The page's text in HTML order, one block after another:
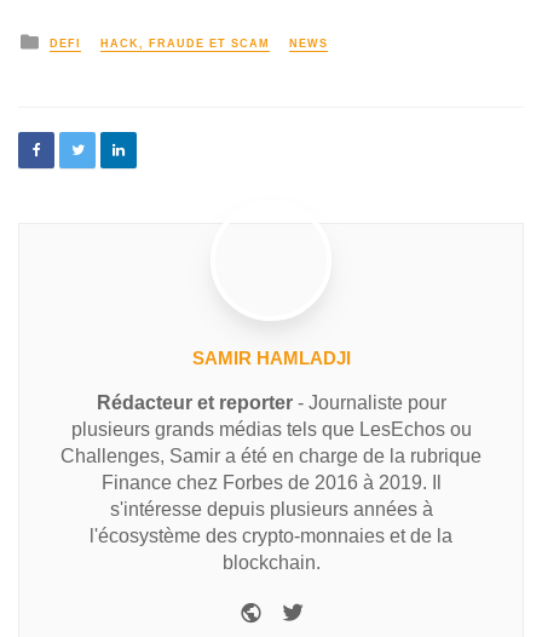
DEFI HACK, FRAUDE ET SCAM NEWS
SAMIR HAMLADJI
Rédacteur et reporter- Journaliste pour
plusieurs grands médias tels que LesEchos ou
Challenges, Samir a été en charge de la rubrique
Finance chez Forbes de 2016 à 2019. Il
s'intéresse depuis plusieurs années à
l'écosystème des crypto-monnaies et de la
blockchain.